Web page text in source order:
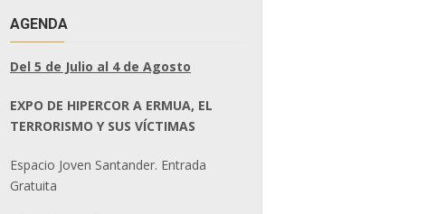
AGENDA
Del 5 de Julio al 4 de Agosto
EXPO DE HIPERCOR A ERMUA, EL
TERRORISMO Y SUS VÍCTIMAS
Espacio Joven Santander. Entrada
Gratuita